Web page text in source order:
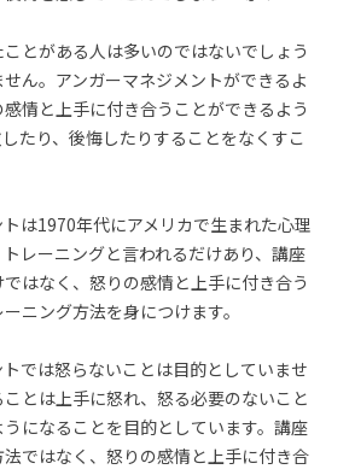
とがある人は多いのではないでしょう
ん。アンガーマネジメントができるよ
情と上手に付き合うことができるよう
たり、後悔したりすることをなくすこ
は1970年代にアメリカで生まれた心理
レーニングと言われるだけあり、講座
はなく、怒りの感情と上手に付き合う
ニング方法を身につけます。
では怒らないことは目的としていませ
とは上手に怒れ、怒る必要のないこと
になることを目的としています。講座
ではなく、怒りの感情と上手に付き合